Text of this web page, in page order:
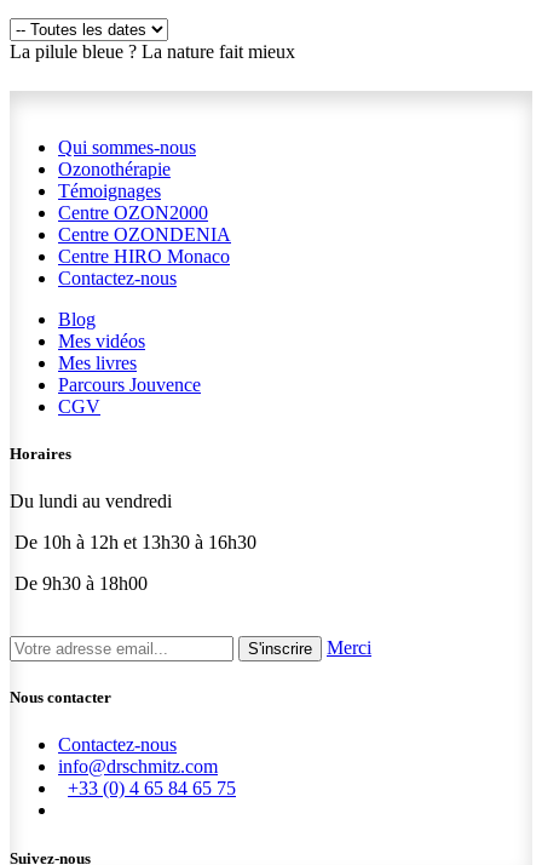
La pilule bleue ? La nature fait mieux
Qui sommes-nous
Ozonothérapie
Témoignages
Centre OZON2000
Centre OZONDENIA
Centre HIRO Monaco
Contactez-nous
Blog
Mes vidéos
Mes livres
Parcours Jouvence
CGV
Horaires
Du lundi au vendredi
De 10h à 12h et 13h30 à 16h30
De 9h30 à 18h00
S'inscrire Merci
Nous contacter
Contactez-nous
info@drschmitz.com
+33 (0) 4 65 84 65 75
Suivez-nous